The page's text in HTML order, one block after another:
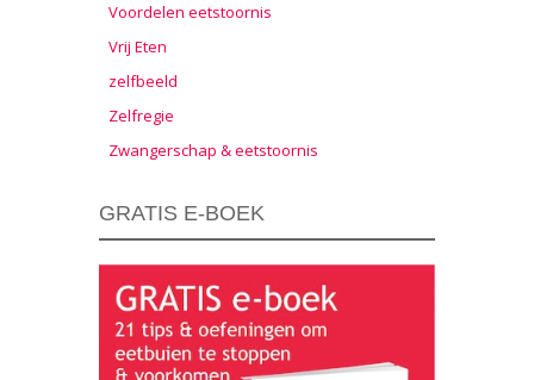
Voordelen eetstoornis
Vrij Eten
zelfbeeld
Zelfregie
Zwangerschap & eetstoornis
GRATIS E-BOEK